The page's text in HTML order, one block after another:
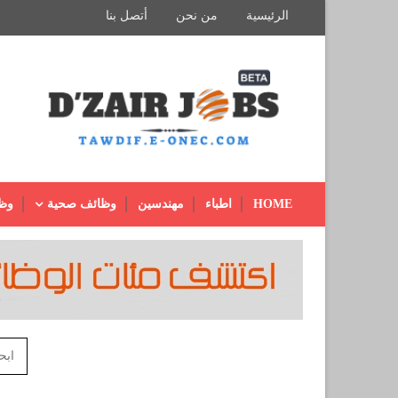
الرئيسية من نحن أتصل بنا
HOME اطباء مهندسين وظائف صحية